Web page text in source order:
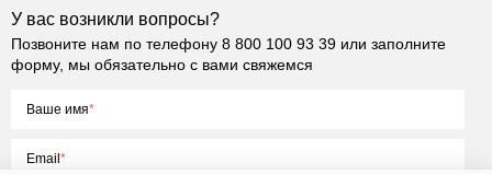
У вас возникли вопросы?
Позвоните нам по телефону 8 800 100 93 39 или заполните
форму, мы обязательно с вами свяжемся
Ваше имя
Email